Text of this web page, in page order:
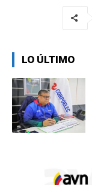
LO ÚLTIMO